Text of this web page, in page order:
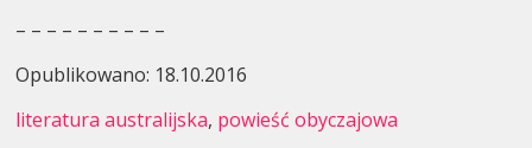
– – – – – – – – – –
Opublikowano: 18.10.2016
literatura australijska, powieść obyczajowa